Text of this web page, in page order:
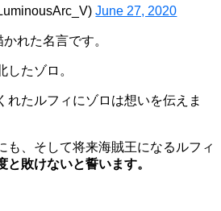
June 27, 2020
かれた名言です。
したゾロ。
れたルフィにゾロは想いを伝えま
も、そして将来海賊王になるルフィ
と敗けないと誓います。